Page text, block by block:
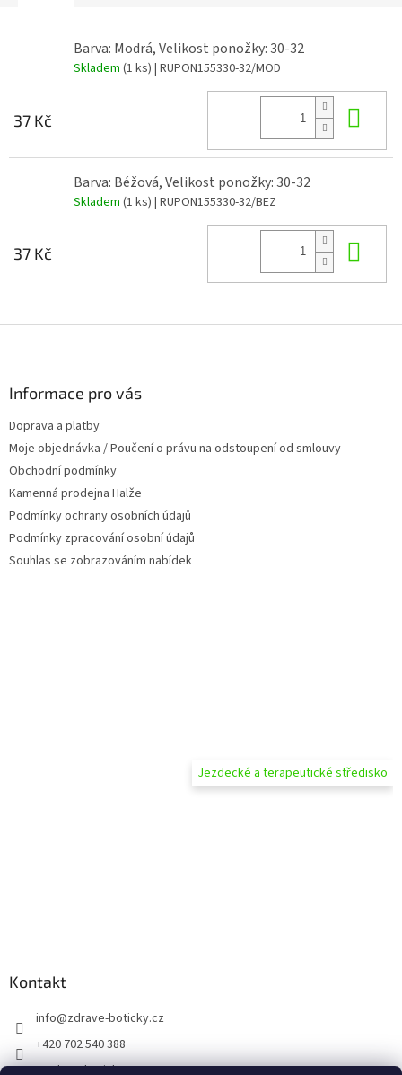
Barva: Modrá, Velikost ponožky: 30-32
Skladem (1 ks) | RUPON155330-32/MOD
37 Kč
Barva: Béžová, Velikost ponožky: 30-32
Skladem (1 ks) | RUPON155330-32/BEZ
37 Kč
Informace pro vás
Doprava a platby
Moje objednávka / Poučení o právu na odstoupení od smlouvy
Obchodní podmínky
Kamenná prodejna Halže
Podmínky ochrany osobních údajů
Podmínky zpracování osobní údajů
Souhlas se zobrazováním nabídek
Jezdecké a terapeutické středisko
Kontakt
info@zdrave-boticky.cz
+420 702 540 388
@zdraveboticky